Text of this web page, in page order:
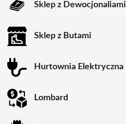
Sklep z Dewocjonaliami
Sklep z Butami
Hurtownia Elektryczna
Lombard